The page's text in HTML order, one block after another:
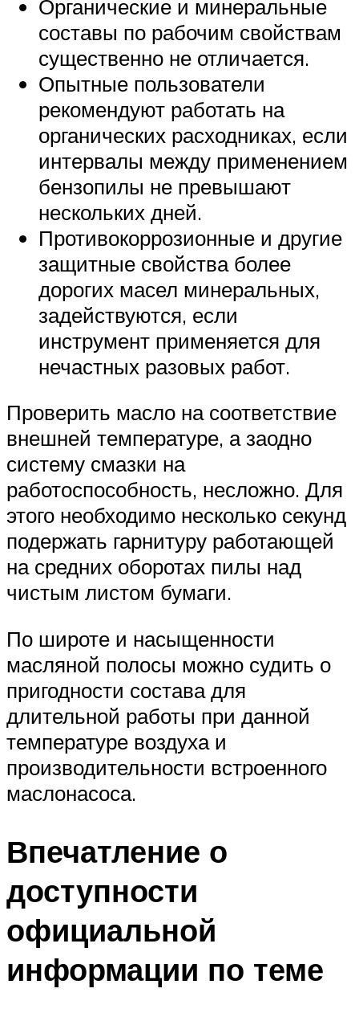
Органические и минеральные
составы по рабочим свойствам
существенно не отличается.
Опытные пользователи
рекомендуют работать на
органических расходниках, если
интервалы между применением
бензопилы не превышают
нескольких дней.
Противокоррозионные и другие
защитные свойства более
дорогих масел минеральных,
задействуются, если
инструмент применяется для
нечастных разовых работ.
Проверить масло на соответствие
внешней температуре, а заодно
систему смазки на
работоспособность, несложно. Для
этого необходимо несколько секунд
подержать гарнитуру работающей
на средних оборотах пилы над
чистым листом бумаги.
По широте и насыщенности
масляной полосы можно судить о
пригодности состава для
длительной работы при данной
температуре воздуха и
производительности встроенного
маслонасоса.
Впечатление о
доступности
официальной
информации по теме